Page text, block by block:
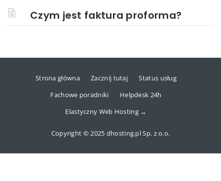
Czym jest faktura proforma?
Strona główna Zacznij tutaj
Status usług
Fachowe poradniki
Helpdesk 24h
Elastyczny Web Hosting →
Copyright © 2025 dhosting.pl Sp. z o.o.